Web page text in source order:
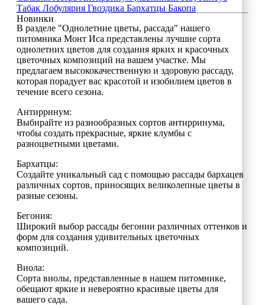
Табак Лобулярия Гвоздика Бархатцы Бакопа
Новинки
В разделе "Однолетние цветы, рассада" нашего
питомника Монт Иса представлены лучшие сорта
однолетних цветов для создания ярких и красочных
цветочных композиций на вашем участке. Мы
предлагаем высококачественную и здоровую рассаду,
которая порадует вас красотой и изобилием цветов в
течение всего сезона.
Антирринум:
Выбирайте из разнообразных сортов антирринума,
чтобы создать прекрасные, яркие клумбы с
разноцветными цветами.
Бархатцы:
Создайте уникальный сад с помощью рассады бархацев
различных сортов, приносящих великолепные цветы в
разные сезоны.
Бегония:
Широкий выбор рассады бегонии различных оттенков и
форм для создания удивительных цветочных
композиций.
Виола:
Сорта виолы, представленные в нашем питомнике,
обещают яркие и невероятно красивые цветы для
вашего сада.